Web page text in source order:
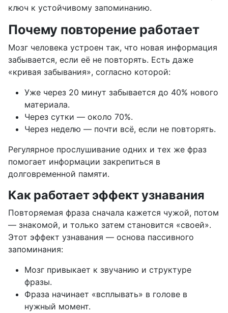
ключ к устойчивому запоминанию.
Почему повторение работает
Мозг человека устроен так, что новая информация
забывается, если её не повторять. Есть даже
«кривая забывания», согласно которой:
Уже через 20 минут забывается до 40% нового
материала.
Через сутки — около 70%.
Через неделю — почти всё, если не повторять.
Регулярное прослушивание одних и тех же фраз
помогает информации закрепиться в
долговременной памяти.
Как работает эффект узнавания
Повторяемая фраза сначала кажется чужой, потом
— знакомой, и только затем становится «своей».
Этот эффект узнавания — основа пассивного
запоминания:
Мозг привыкает к звучанию и структуре
фразы.
Фраза начинает «всплывать» в голове в
нужный момент.